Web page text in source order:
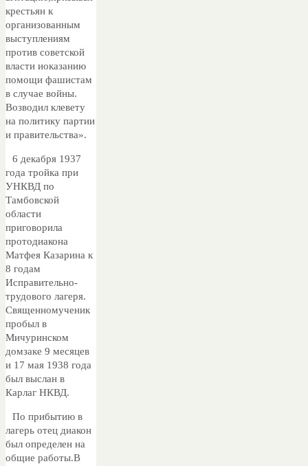
крестьян к
организованным
выступлениям
против советской
власти иоказанию
помощи фашистам
в случае войны.
Возводил клевету
на политику партии
и правительства».
6 декабря 1937
года тройка при
УНКВД по
Тамбовской
области
приговорила
протодиакона
Матфея Казарина к
8 годам
Исправительно-
трудового лагеря.
Священномученик
пробыл в
Мичуринском
домзаке 9 месяцев
и 17 мая 1938 года
был выслан в
Карлаг НКВД.
По прибытию в
лагерь отец диакон
был определен на
общие работы.В